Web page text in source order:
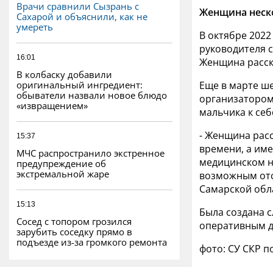
Врачи сравнили Сызрань с
Сахарой и объяснили, как не
умереть
16:01
В колбаску добавили
оригинальный ингредиент:
обыватели назвали новое блюдо
«извращением»
15:37
МЧС распространило экстренное
предупреждение об
экстремальной жаре
15:13
Сосед с топором грозился
зарубить соседку прямо в
подъезде из-за громкого ремонта
Женщина
В октябре
руководителя
Женщина
Еще в марте
мальчика к
- Женщина
времени, а
медицинском
возможным
Самарской
Была создана
оперативным
фото: СУ СКР